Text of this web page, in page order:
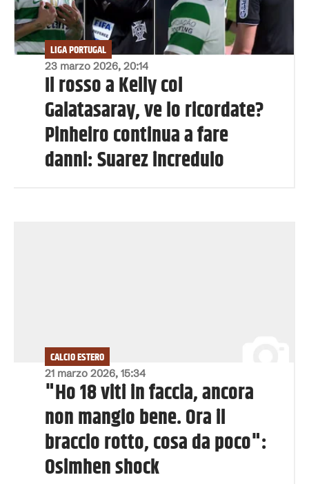
23 marzo 2026, 20:14
LIGA PORTUGAL
Il rosso a Kelly col
Galatasaray, ve lo ricordate?
Pinheiro continua a fare
danni: Suarez incredulo
21 marzo 2026, 15:34
CALCIO ESTERO
"Ho 18 viti in faccia, ancora
non mangio bene. Ora il
braccio rotto, cosa da poco":
Osimhen shock